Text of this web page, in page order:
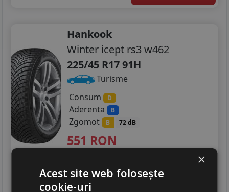
Hankook
Winter icept rs3 w462
225/45 R17 91H
Turisme
Consum
D
Aderenta B
Zgomot B 72 dB
551 RON
In stoc - peste 12 buc
×
Acest site web folosește
cookie-uri